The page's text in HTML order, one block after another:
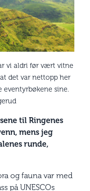
vi aldri før vært vitne
det var nettopp her
eventyrbøkene sine.
til Ringenes
mens jeg
runde,